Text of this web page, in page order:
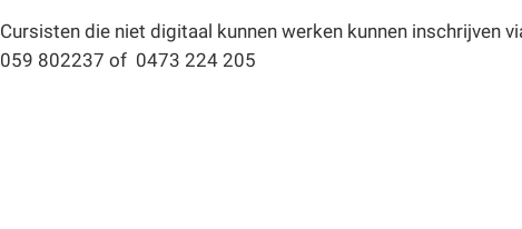
Cursisten die niet digitaal kunnen werken kunnen inschrijven
059 802237 of 0473 224 205